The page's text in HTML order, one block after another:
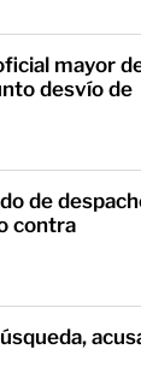
mayor
desvío de
de
contra